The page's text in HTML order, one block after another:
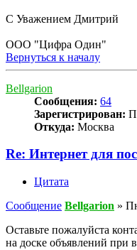
С Уважением Дмитрий
ООО "Цифра Один"
Вернуться к началу
Bellgarion
Сообщения: 64
Зарегистрирован:
Откуда: Москва
Re: Интернет для
Цитата
Сообщение Bellgarion »
Оставьте пожалуйста
на доске объявлений при